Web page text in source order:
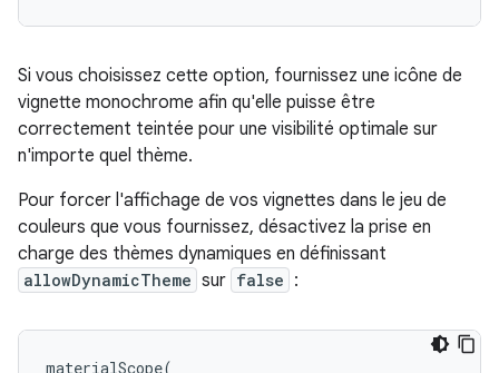
Si vous choisissez cette option, fournissez une icône de
vignette monochrome afin qu'elle puisse être
correctement teintée pour une visibilité optimale sur
n'importe quel thème.
Pour forcer l'affichage de vos vignettes dans le jeu de
couleurs que vous fournissez, désactivez la prise en
charge des thèmes dynamiques en définissant
allowDynamicTheme sur false :
materialScope(